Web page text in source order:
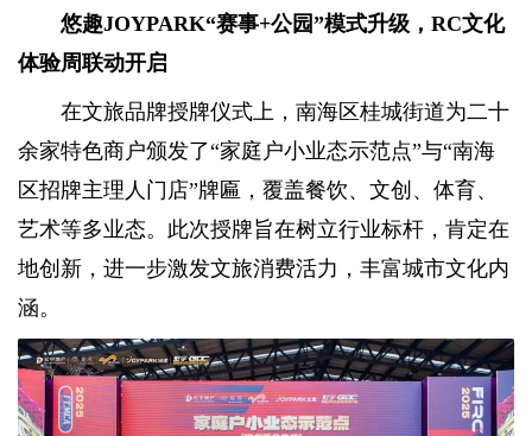
悠趣JOYPARK“赛事+公园”模式升级，RC文化
体验周联动开启
在文旅品牌授牌仪式上，南海区桂城街道为二十
余家特色商户颁发了“家庭户小业态示范点”与“南海
区招牌主理人门店”牌匾，覆盖餐饮、文创、体育、
艺术等多业态。此次授牌旨在树立行业标杆，肯定在
地创新，进一步激发文旅消费活力，丰富城市文化内
涵。